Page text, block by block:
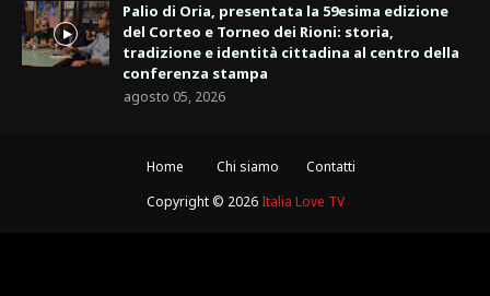
Palio di Oria, presentata la 59esima edizione
del Corteo e Torneo dei Rioni: storia,
tradizione e identità cittadina al centro della
conferenza stampa
agosto 05, 2026
Home Chi siamo
Contatti
Copyright © 2026 Italia Love TV